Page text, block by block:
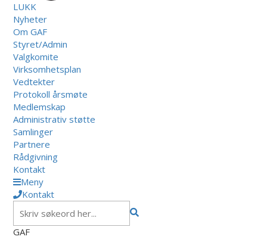
LUKK
Nyheter
Om GAF
Styret/Admin
Valgkomite
Virksomhetsplan
Vedtekter
Protokoll årsmøte
Medlemskap
Administrativ støtte
Samlinger
Partnere
Rådgivning
Kontakt
Meny
Kontakt
GAF